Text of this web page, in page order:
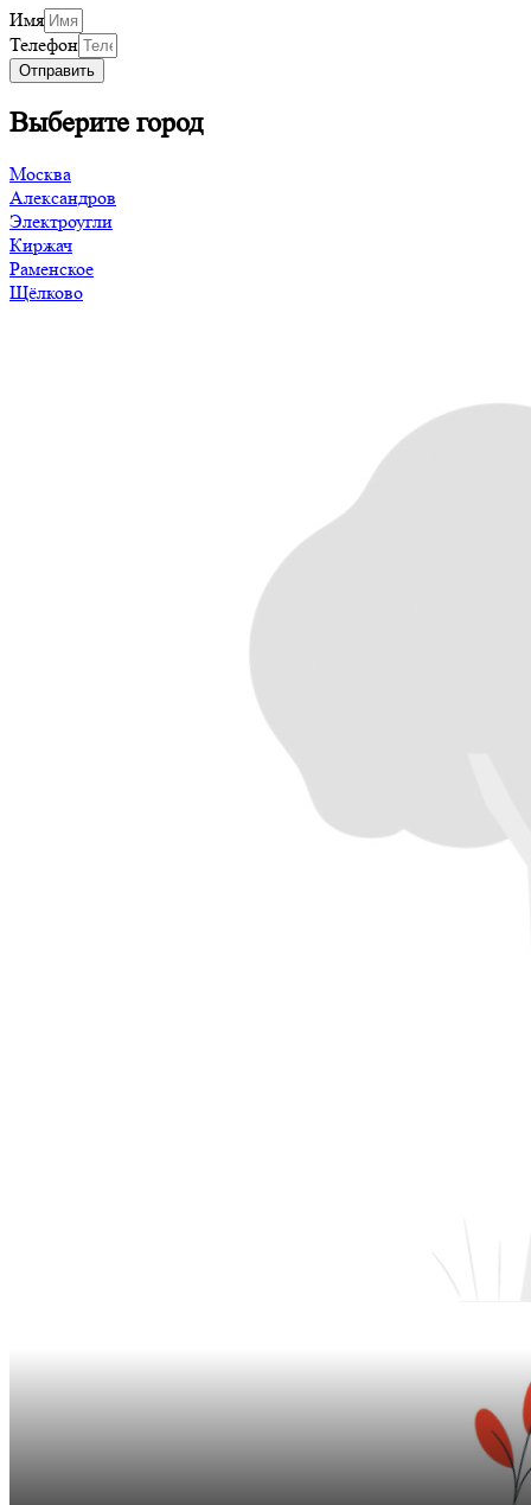
Имя
Телефон
Отправить
Выберите город
Москва
Александров
Электроугли
Киржач
Раменское
Щёлково